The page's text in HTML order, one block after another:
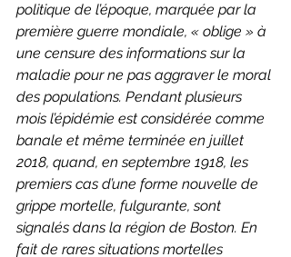
politique de l’époque, marquée par la
première guerre mondiale, « oblige » à
une censure des informations sur la
maladie pour ne pas aggraver le moral
des populations. Pendant plusieurs
mois l’épidémie est considérée comme
banale et même terminée en juillet
2018, quand, en septembre 1918, les
premiers cas d’une forme nouvelle de
grippe mortelle, fulgurante, sont
signalés dans la région de Boston. En
fait de rares situations mortelles